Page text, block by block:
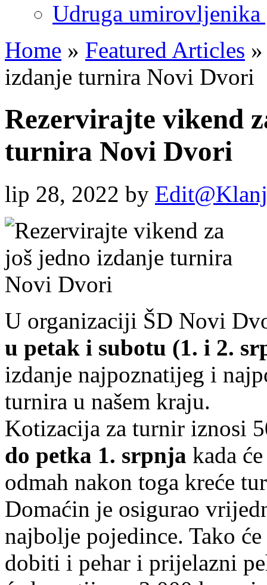
Udruga umirovljenika
Home » Featured Articles »
izdanje turnira Novi Dvori
Rezervirajte vikend
turnira Novi Dvori
lip 28, 2022 by
U organizaciji ŠD Novi
u petak i subotu (1. i 2.
izdanje najpoznatijeg i
turnira u našem kraju.
Kotizacija za turnir iznosi
do petka 1. srpnja kada
odmah nakon toga kreće
Domaćin je osigurao
najbolje pojedince. Tako
dobiti i pehar i prijelazni